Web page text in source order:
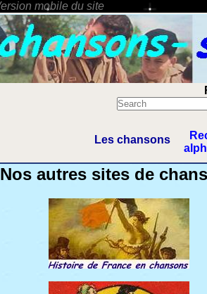
Les chansons
Nos autres sites de